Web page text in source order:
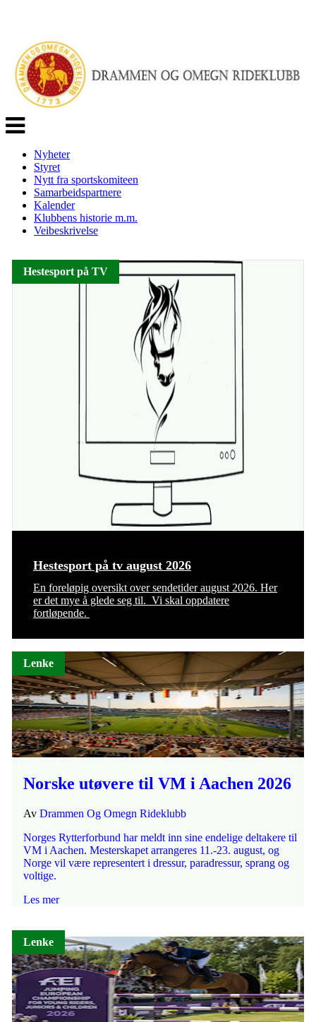
Veksle
navigasjon
Nyheter
Styret
Nytt fra sportskomiteen
Samarbeidspartnere
Kalender
Klubbens historie m.m.
Veibeskrivelse
Hestesport på tv august 2026
En foreløpig oversikt over sendetider august 2026. Her
er det mye å glede seg til. Vi skal oppdatere
fortløpende.
Hestesport på TV
Lenke
Norske utøvere til VM i Aachen 2026
Av Drammen Og Omegn Rideklubb
Norges Rytterforbund har meldt inn sine endelige deltakere til
VM i Aachen. Mesterskapet arrangeres 11.-23. august, og
Norge vil være representert i dressur, paradressur, sprang og
voltige.
Les mer
Lenke